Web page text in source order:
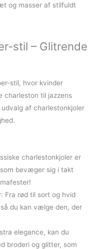
og masser af stilfuldt
stil – Glitrende
stil, hvor kvinder
charleston til jazzens
af charlestonkjoler
charlestonkjoler er
bevæger sig i takt
: Fra rød til sort og hvid
du kan vælge den, der
elegance, kan du
broderi og glitter, som